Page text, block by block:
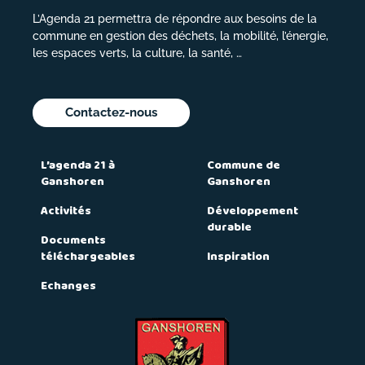
L’Agenda 21 permettra de répondre aux besoins de la
commune en gestion des déchets, la mobilité, l’énergie,
les espaces verts, la culture, la santé, …
Contactez-nous
L’agenda 21 à
Ganshoren
Activités
Documents
téléchargeables
Echanges
Commune de
Ganshoren
Développement
durable
Inspiration